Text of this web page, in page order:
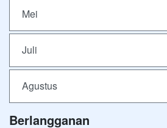
Mei
Juli
Agustus
Berlangganan